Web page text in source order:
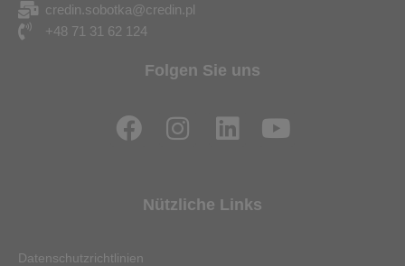
credin.sobotka@credin.pl
+48 71 31 62 124
Folgen Sie uns
F
a
o
I
n
t
L
i
k
Y
Nützliche Links
Datenschutzrichtlinien